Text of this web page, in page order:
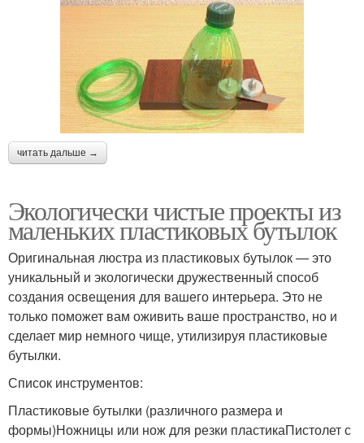
читать дальше →
Экологически чистые проекты из
маленьких пластиковых бутылок
Оригинальная люстра из пластиковых бутылок — это
уникальный и экологически дружественный способ
создания освещения для вашего интерьера. Это не
только поможет вам оживить ваше пространство, но и
сделает мир немного чище, утилизируя пластиковые
бутылки.
Список инструментов:
Пластиковые бутылки (различного размера и
формы)Ножницы или нож для резки пластикаПистолет с